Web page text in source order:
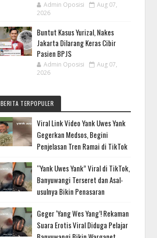
Admin Oposisi
Aug 07,
2026
Buntut Kasus Yurizal, Nakes
Jakarta Dilarang Keras Cibir
Pasien BPJS
Admin Oposisi
Aug 07,
2026
BERITA TERPOPULER
Viral Link Video Yank Uwes Yank
Gegerkan Medsos, Begini
Penjelasan Tren Ramai di TikTok
“Yank Uwes Yank” Viral di TikTok,
Banyuwangi Terseret dan Asal-
usulnya Bikin Penasaran
Geger ‘Yang Wes Yang’! Rekaman
Suara Erotis Viral Diduga Pelajar